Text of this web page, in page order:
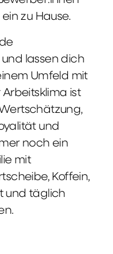
zu Hause.
lassen dich
Umfeld mit
ist
und
noch ein
mit
Koffein,
und täglich